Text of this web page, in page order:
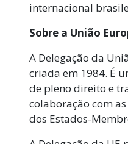
internacional
Sobre a União
A Delegação da
criada em 1984. É
de pleno direito e
colaboração com
dos Estados-